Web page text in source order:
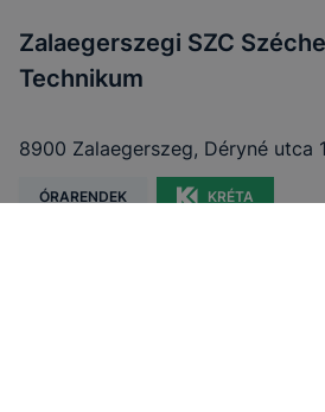
Zalaegerszegi SZC
Technikum
8900 Zalaegerszeg, Déryné utca
ÓRARENDEK KRÉTA